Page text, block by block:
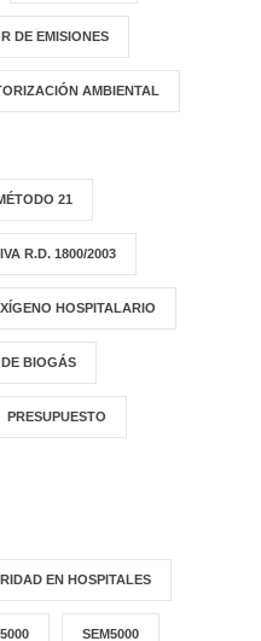
DE EMISIONES
AMBIENTAL
21
R.D. 1800/2003
HOSPITALARIO
BIOGÁS
PRESUPUESTO
EN HOSPITALES
SEM5000